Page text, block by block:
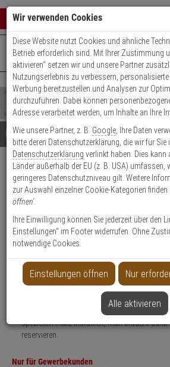
0 ARTIKEL IM
Ihr
Ergebnisse ()
Shop
durchsuchen
Bitte
geben
Sie
mindestens
Zeichen
ein,
um
Suche
Es
wurde
noch
Kategorien
Suche
gestartet
+49 (0)821 899 493-0Mo. - Do.: 8:00 - 16:30
Kontaktservice nutzen
Details Beratung
2N IP Verso
Produktmerkmale
Datenblatt drucken
Produktinformationen
Zubehörartikel - Modell: 2N IP Verso
Einsatzgebiet:
Gewerbeobjekte, Haus,
Anwendung:
Türsprechanlage
Modul, das ein Öffnen der
Ausbau des oberen Rahmens erkennt. Das
speziellen Platz installiert, man braucht
reservieren.
Nur für Gewerbekunden
Wir verwenden Cookies
Diese Website nutzt Cookies und ähnliche
Betrieb erforderlich sind. Mit Ihrer Zustimmung
aktivieren“ setzen wir und unsere Partner
Nutzungserlebnis zu verbessern,
Werbung bereitzustellen und Analysen zur
durchzuführen. Dabei können
Adresse verarbeitet werden, um Inhalte an Ihre
Wie unsere Partner, z. B. Google , Ihre Daten
bitte deren Datenschutzerklärung, die wir für Sie
Datenschutzerklärung verlinkt haben. Dies kann
Länder außerhalb der EU (z. B. USA)
geringeres Datenschutzniveau gilt. Weitere
zur Auswahl einzelner Cookie-Kategorien finden
öffnen'.
Ihre Einwilligung können Sie jederzeit über den
Einstellungen“ im Footer widerrufen. Ohne
notwendige Cookies.
Einstellungen öffnen Nur
Alle aktivieren